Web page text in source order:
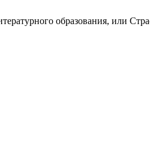
образования, или